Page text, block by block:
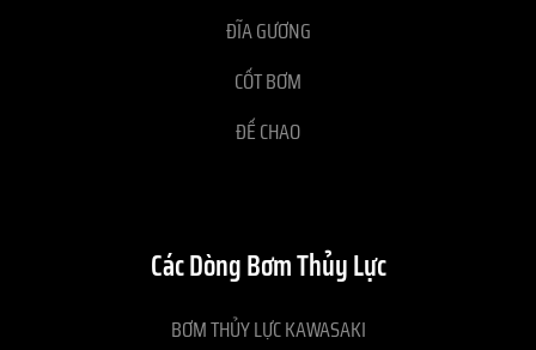
ĐĨA GƯƠNG
CỐT BƠM
ĐẾ CHAO
Các Dòng Bơm Thủy Lực
BƠM THỦY LỰC KAWASAKI